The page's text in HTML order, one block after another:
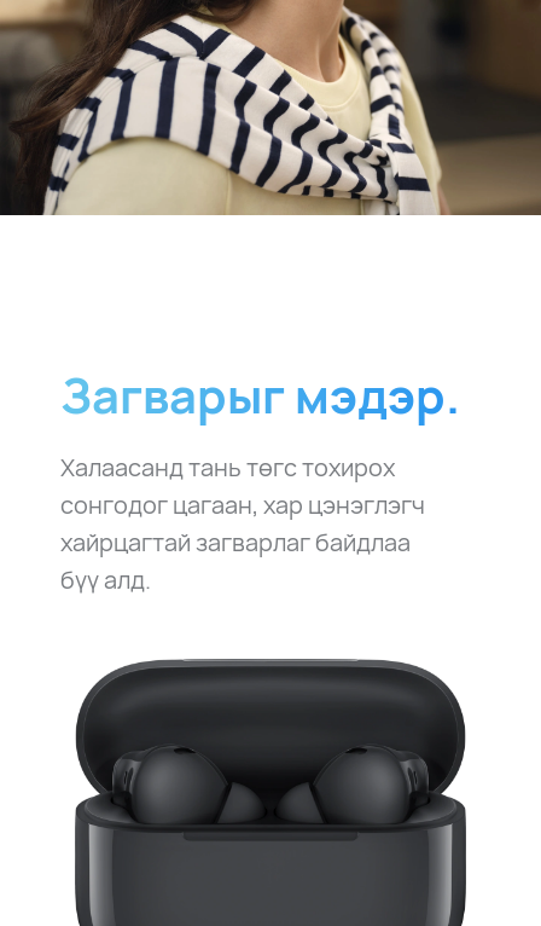
Загварыг мэдэр.
Халаасанд тань төгс тохирох
сонгодог цагаан, хар цэнэглэгч
хайрцагтай загварлаг байдлаа
бүү⁠ алд.